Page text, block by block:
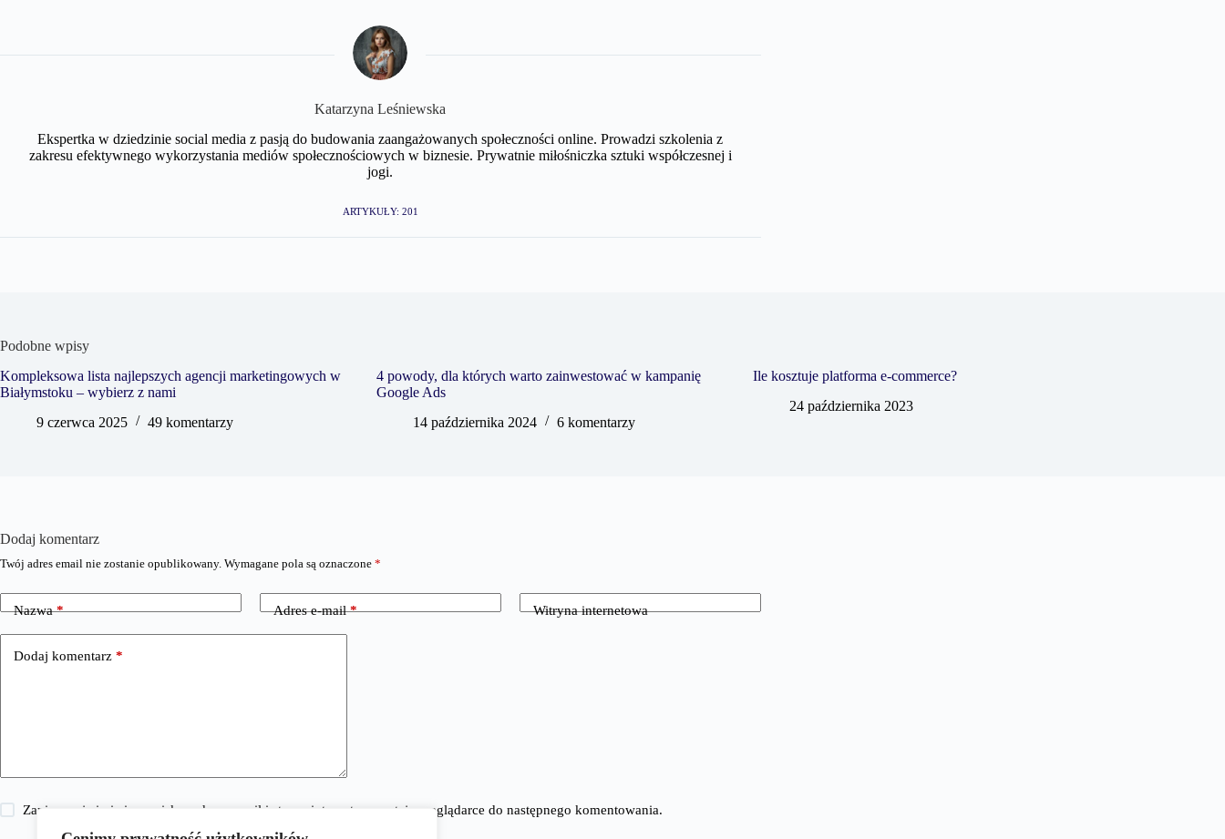
Katarzyna Leśniewska
Ekspertka w dziedzinie social media z pasją do budowania zaangażowanych społeczności online. Prowadzi szkolenia z
zakresu efektywnego wykorzystania mediów społecznościowych w biznesie. Prywatnie miłośniczka sztuki współczesnej i
jogi.
ARTYKUŁY: 201
Podobne wpisy
Kompleksowa lista najlepszych agencji marketingowych w
Białymstoku – wybierz z nami
9 czerwca 2025
49 komentarzy
4 powody, dla których warto zainwestować w kampanię
Google Ads
14 października 2024
6 komentarzy
Ile kosztuje platforma e-commerce?
24 października 2023
Dodaj komentarz
Twój adres email nie zostanie opublikowany. Wymagane pola są oznaczone *
Nazwa* Adres e-mail* Witryna internetowa
Dodaj komentarz *
Zapisz moje imię i nazwisko, adres e-mail i stronę internetową w tej przeglądarce do następnego komentowania.